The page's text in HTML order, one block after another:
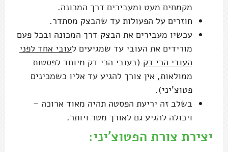
מקמחים מעט ומעבירים דרך המכונה.
חוזרים על הפעולות עד שהבצק מסתדר.
עכשיו מעבירים את הבצק דרך המכונה ובכל פעם
מורידים את העובי עד שמגיעים לעובי אחד לפני
העובי הכי דק (בעובי הכי דק מיוחד לפסטות
ממולאות, אין צורך להגיע עד אליו כשמכינים
פטוצ'יני).
בשלב זה יריעת הפסטה תהיה מאוד ארוכה –
ויכולה להגיע גם לאורך מטר ויותר.
יצירת צורת הפטוצ'יני: